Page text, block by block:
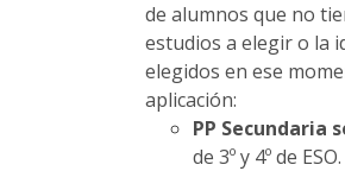
de alumnos que no
estudios a elegir o la
elegidos en ese
aplicación:
PP Secundaria
de 3º y 4º de